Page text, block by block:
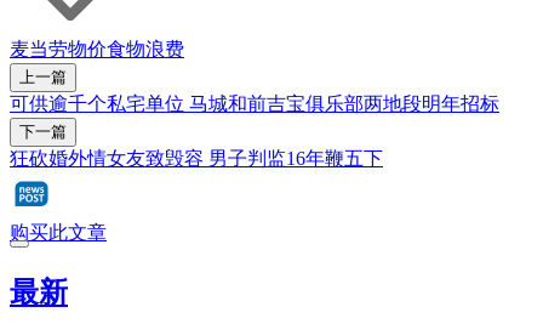
麦当劳物价食物浪费
上一篇
可供逾千个私宅单位 马城和前吉宝俱乐部两地段明年招标
下一篇
狂砍婚外情女友致毁容 男子判监16年鞭五下
购买此文章
最新